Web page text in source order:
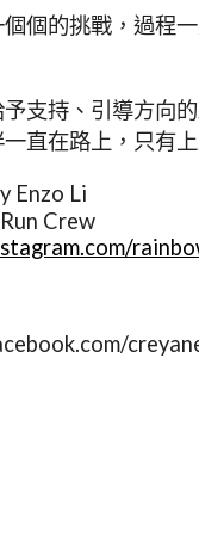
個的挑戰，過程
支持、引導方向
直在路上，只有
Enzo Li
Crew